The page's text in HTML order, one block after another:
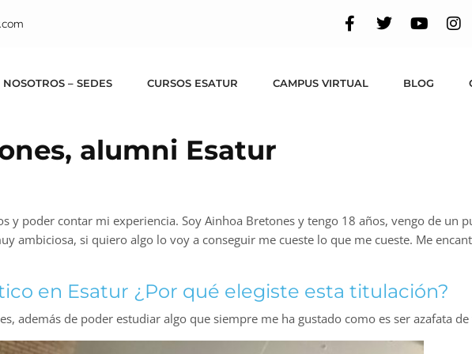
– SEDES CURSOS ESATUR CAMPUS VIRTUAL BLOG
alumni Esatur
y poder contar mi experiencia. Soy Ainhoa Bretones y tengo 18 años, vengo de un
ambiciosa, si quiero algo lo voy a conseguir me cueste lo que me cueste. Me
en Esatur ¿Por qué elegiste esta titulación?
además de poder estudiar algo que siempre me ha gustado como es ser azafata de